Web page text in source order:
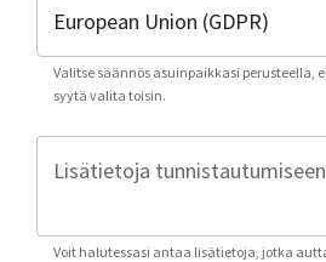
Valitse säännös asuinpaikkasi perusteella,
syytä valita toisin.
Lisätietoja
Voit halutessasi antaa lisätietoja, jotka